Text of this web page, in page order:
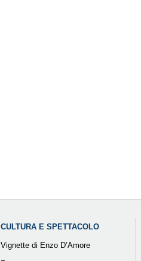
CULTURA E SPETTACOLO
Vignette di Enzo D’Amore